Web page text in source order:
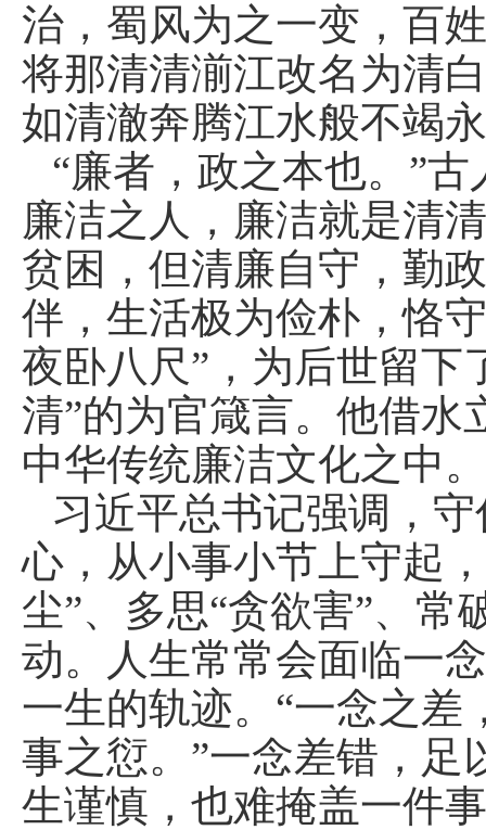
治，蜀风为之一变，百
将那清清湔江改名为清
如清澈奔腾江水般不竭
“廉者，政之本也。”
廉洁之人，廉洁就是清
贫困，但清廉自守，勤
伴，生活极为俭朴，恪
夜卧八尺”，为后世留下
清”的为官箴言。他借
中华传统廉洁文化之中。
习近平总书记强调，
心，从小事小节上守起
尘”、多思“贪欲害”、常
动。人生常常会面临一
一生的轨迹。“一念之
事之愆。”一念差错，足
生谨慎，也难掩盖一件